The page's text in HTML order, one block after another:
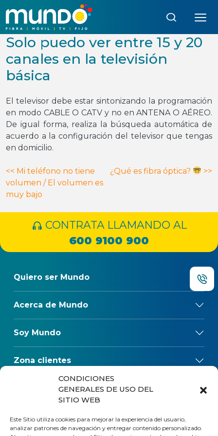
CONDICIONES
GENERALES DE USO DEL
SITIO WEB
Este Sitio utiliza cookies para mejorar la experiencia del usuario,
analizar patrones de navegación y entregar contenido personalizado.
Solo puedo ver entre 15 y 20
canales en la televisión
básica
El televisor debe estar sintonizando la programación
en modo CABLE O CATV y no en ANTENA O AÉREO.
De igual forma, realiza la búsqueda automática de
acuerdo a la configuración del televisor que tengas
en domicilio.
Navegación
de
entradas
<< Mi teléfono no tiene
volumen / El volumen es
muy bajo
¿Qué es fibra óptica? >>
CONTRATA LLAMANDO AL
600 9100 900
Quiero ser Mundo
Acerca de Mundo
Soy Mundo
Zona clientes
Regulaciones